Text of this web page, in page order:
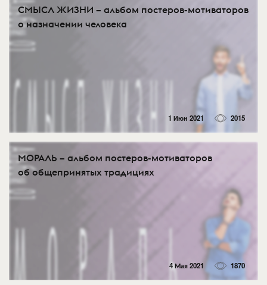
СМЫСЛ ЖИЗНИ – альбом постеров-мотиваторов
о назначении человека
1 Июн 2021 2015
МОРАЛЬ – альбом постеров-мотиваторов
об общепринятых традициях
4 Мая 2021 1870